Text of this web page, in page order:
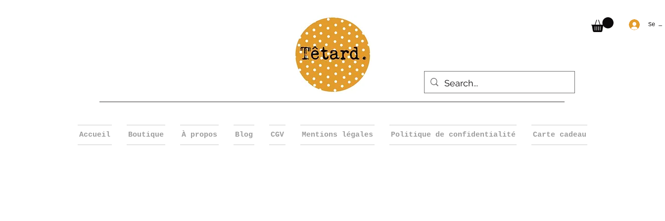
Se
Accueil Boutique À propos Blog CGV Mentions légales Politique de confidentialité Carte cadeau